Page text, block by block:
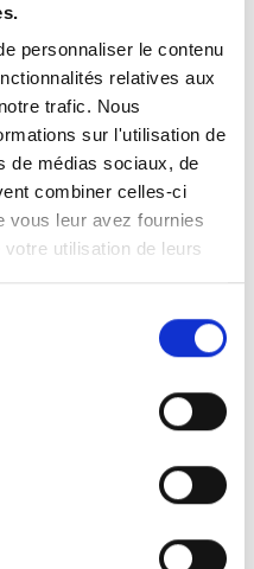
personnaliser le contenu
relatives aux
trafic. Nous
sur l'utilisation de
de médias sociaux, de
combiner celles-ci
vous leur avez fournies
utilisation de leurs
et sélectionnez le
: pour certains produits, il
que vous pouvez utiliser
web.
vidéo est disponible, nous
chaîneYouTube ici.